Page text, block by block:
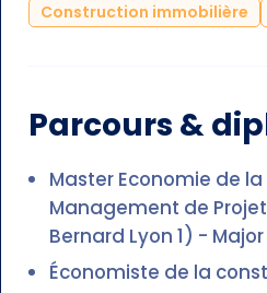
Construction immobilière
Parcours &
Master Economie de
Management de
Bernard Lyon 1) -
Économiste de la